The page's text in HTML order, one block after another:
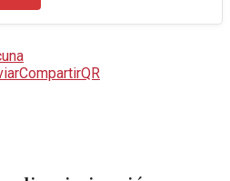
CompartirQR